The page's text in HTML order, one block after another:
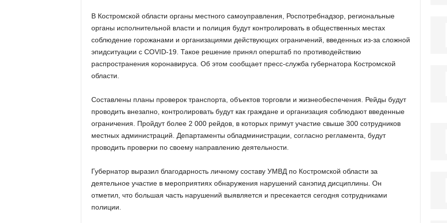
В Костромской области органы местного самоуправления, Роспотребнадзор, региональные
органы исполнительной власти и полиция будут контролировать в общественных местах
соблюдение горожанами и организациями действующих ограничений, введенных из-за сложной
эпидситуации с COVID-19. Такое решение принял оперштаб по противодействию
распространения коронавируса. Об этом сообщает пресс-служба губернатора Костромской
области.
Составлены планы проверок транспорта, объектов торговли и жизнеобеспечения. Рейды будут
проводить внезапно, контролировать будут как граждане и организация соблюдают введенные
ограничения. Пройдут более 2 000 рейдов, в которых примут участие свыше 300 сотрудников
местных администраций. Департаменты обладминистрации, согласно регламента, будут
проводить проверки по своему направлению деятельности.
Губернатор выразил благодарность личному составу УМВД по Костромской области за
деятельное участие в мероприятиях обнаружения нарушений санэпид дисциплины. Он
отметил, что большая часть нарушений выявляется и пресекается сегодня сотрудниками
полиции.